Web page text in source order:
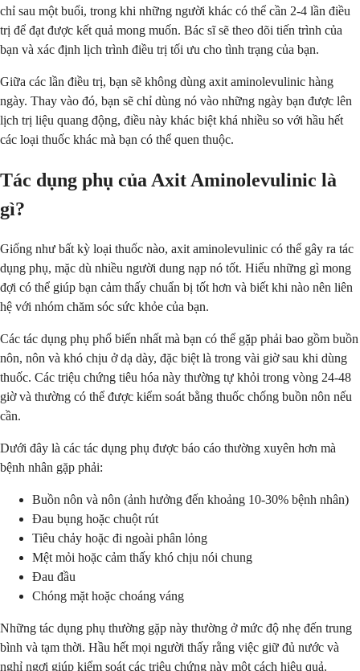
chỉ sau một buổi, trong khi những người khác có thể cần 2-4 lần điều
trị để đạt được kết quả mong muốn. Bác sĩ sẽ theo dõi tiến trình của
bạn và xác định lịch trình điều trị tối ưu cho tình trạng của bạn.
Giữa các lần điều trị, bạn sẽ không dùng axit aminolevulinic hàng
ngày. Thay vào đó, bạn sẽ chỉ dùng nó vào những ngày bạn được lên
lịch trị liệu quang động, điều này khác biệt khá nhiều so với hầu hết
các loại thuốc khác mà bạn có thể quen thuộc.
Tác dụng phụ của Axit Aminolevulinic là
gì?
Giống như bất kỳ loại thuốc nào, axit aminolevulinic có thể gây ra tác
dụng phụ, mặc dù nhiều người dung nạp nó tốt. Hiểu những gì mong
đợi có thể giúp bạn cảm thấy chuẩn bị tốt hơn và biết khi nào nên liên
hệ với nhóm chăm sóc sức khỏe của bạn.
Các tác dụng phụ phổ biến nhất mà bạn có thể gặp phải bao gồm buồn
nôn, nôn và khó chịu ở dạ dày, đặc biệt là trong vài giờ sau khi dùng
thuốc. Các triệu chứng tiêu hóa này thường tự khỏi trong vòng 24-48
giờ và thường có thể được kiểm soát bằng thuốc chống buồn nôn nếu
cần.
Dưới đây là các tác dụng phụ được báo cáo thường xuyên hơn mà
bệnh nhân gặp phải:
Buồn nôn và nôn (ảnh hưởng đến khoảng 10-30% bệnh nhân)
Đau bụng hoặc chuột rút
Tiêu chảy hoặc đi ngoài phân lỏng
Mệt mỏi hoặc cảm thấy khó chịu nói chung
Đau đầu
Chóng mặt hoặc choáng váng
Những tác dụng phụ thường gặp này thường ở mức độ nhẹ đến trung
bình và tạm thời. Hầu hết mọi người thấy rằng việc giữ đủ nước và
nghỉ ngơi giúp kiểm soát các triệu chứng này một cách hiệu quả.